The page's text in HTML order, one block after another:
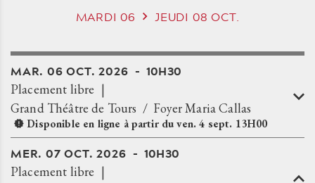
MARDI06 JEUDI 08OCT.
MAR. 06 OCT. 2026 10H30
Placement libre
Grand Théâtre de Tours
Foyer Maria Callas
Disponible en ligne à partir duven. 4 sept. 13H00
MER. 07 OCT. 2026 10H30
Placement libre